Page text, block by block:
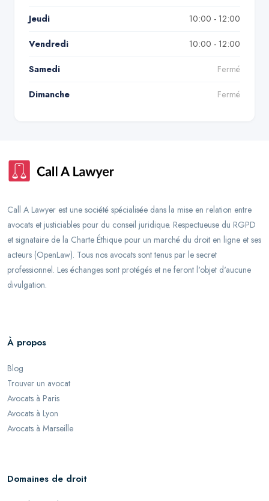
Jeudi 10:00 - 12:00
Vendredi 10:00 - 12:00
Samedi Fermé
Dimanche Fermé
Call A Lawyer est une société spécialisée dans la mise en relation entre
avocats et justiciables pour du conseil juridique. Respectueuse du RGPD
et signataire de la Charte Éthique pour un marché du droit en ligne et ses
acteurs (OpenLaw). Tous nos avocats sont tenus par le secret
professionnel. Les échanges sont protégés et ne feront l'objet d'aucune
divulgation.
À propos
Blog
Trouver un avocat
Avocats à Paris
Avocats à Lyon
Avocats à Marseille
Domaines de droit